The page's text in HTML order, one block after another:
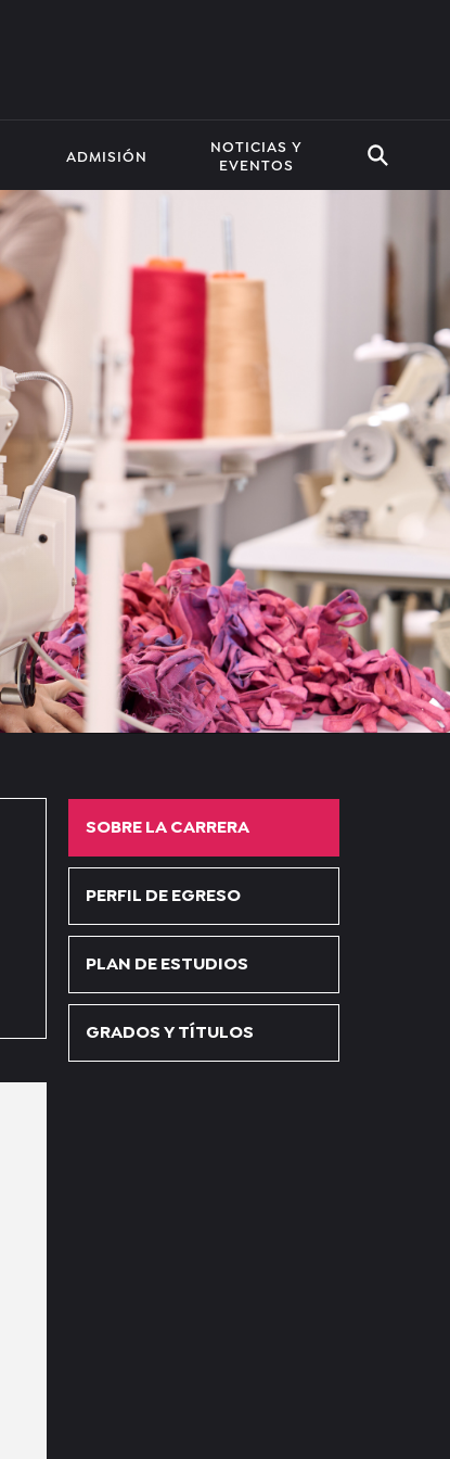
ADMISIÓN
NOTICIAS Y
EVENTOS
SOBRE LA CARRERA
PERFIL DE EGRESO
PLAN DE ESTUDIOS
GRADOS Y TÍTULOS